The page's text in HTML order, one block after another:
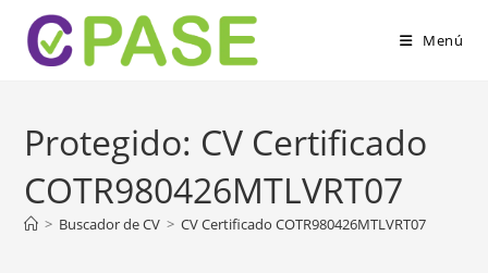
Menú
Protegido: CV Certificado
COTR980426MTLVRT07
> Buscador de CV > CV Certificado COTR980426MTLVRT07